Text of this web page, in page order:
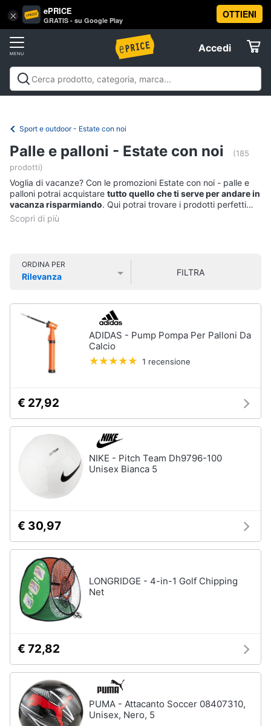
× ePRICE
GRATIS - su Google Play
OTTIENI
Accedi
Accedi
Registrati
Offerte
Informatica
Tv
e
Smart
Videogiochi
Clima
Arredo
e
Salute
e
igiene
Beauty
Prima
infanzia
Fotografia
Vai
al
Sport e outdoor - Estate con noi
Palle e palloni - Estate con noi
(185
prodotti)
Voglia di vacanze? Con le promozioni Estate con noi - palle e
palloni potrai acquistare tutto quello che ti serve per andare in
vacanza risparmiando. Qui potrai trovare i prodotti perfetti
per le tue vacanze al mare, in montagna o in giro per le città
d'arte. Come per esempio,
tutti i tipi di sport
impeccabile può contare su una serie di
prodotti beauty
per essere messi in valigia. Acquista online con un clic e
ORDINA PER
Rilevanza
FILTRA
ADIDAS - Pump Pompa Per Palloni Da
Calcio
1 recensione
€ 27,92
NIKE - Pitch Team Dh9796-100
Unisex Bianca 5
€ 30,97
LONGRIDGE - 4-in-1 Golf Chipping
Net
€ 72,82
PUMA - Attacanto Soccer 08407310,
Unisex, Nero, 5